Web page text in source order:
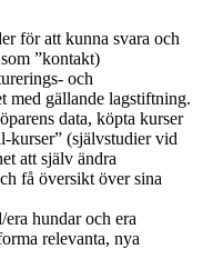
för att kunna svara och
”kontakt)
och
med gällande lagstiftning.
data, köpta kurser
kurser” (självstudier vid
att själv ändra
få översikt över sina
hundar och era
relevanta, nya